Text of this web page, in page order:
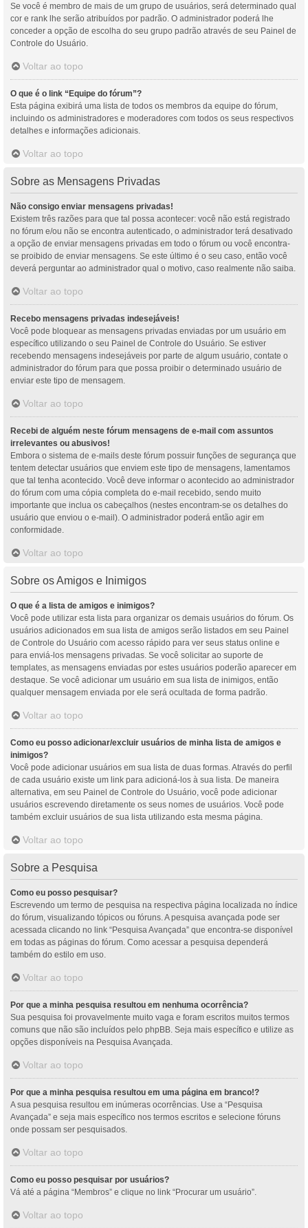
Se você é membro de mais de um grupo de usuários, será determinado qual
cor e rank lhe serão atribuídos por padrão. O administrador poderá lhe
conceder a opção de escolha do seu grupo padrão através de seu Painel de
Controle do Usuário.
Voltar ao topo
O que é o link “Equipe do fórum”?
Esta página exibirá uma lista de todos os membros da equipe do fórum,
incluindo os administradores e moderadores com todos os seus respectivos
detalhes e informações adicionais.
Voltar ao topo
Sobre as Mensagens Privadas
Não consigo enviar mensagens privadas!
Existem três razões para que tal possa acontecer: você não está registrado
no fórum e/ou não se encontra autenticado, o administrador terá desativado
a opção de enviar mensagens privadas em todo o fórum ou você encontra-
se proibido de enviar mensagens. Se este último é o seu caso, então você
deverá perguntar ao administrador qual o motivo, caso realmente não saiba.
Voltar ao topo
Recebo mensagens privadas indesejáveis!
Você pode bloquear as mensagens privadas enviadas por um usuário em
específico utilizando o seu Painel de Controle do Usuário. Se estiver
recebendo mensagens indesejáveis por parte de algum usuário, contate o
administrador do fórum para que possa proibir o determinado usuário de
enviar este tipo de mensagem.
Voltar ao topo
Recebi de alguém neste fórum mensagens de e-mail com assuntos
irrelevantes ou abusivos!
Embora o sistema de e-mails deste fórum possuir funções de segurança que
tentem detectar usuários que enviem este tipo de mensagens, lamentamos
que tal tenha acontecido. Você deve informar o acontecido ao administrador
do fórum com uma cópia completa do e-mail recebido, sendo muito
importante que inclua os cabeçalhos (nestes encontram-se os detalhes do
usuário que enviou o e-mail). O administrador poderá então agir em
conformidade.
Voltar ao topo
Sobre os Amigos e Inimigos
O que é a lista de amigos e inimigos?
Você pode utilizar esta lista para organizar os demais usuários do fórum. Os
usuários adicionados em sua lista de amigos serão listados em seu Painel
de Controle do Usuário com acesso rápido para ver seus status online e
para enviá-los mensagens privadas. Se você solicitar ao suporte de
templates, as mensagens enviadas por estes usuários poderão aparecer em
destaque. Se você adicionar um usuário em sua lista de inimigos, então
qualquer mensagem enviada por ele será ocultada de forma padrão.
Voltar ao topo
Como eu posso adicionar/excluir usuários de minha lista de amigos e
inimigos?
Você pode adicionar usuários em sua lista de duas formas. Através do perfil
de cada usuário existe um link para adicioná-los à sua lista. De maneira
alternativa, em seu Painel de Controle do Usuário, você pode adicionar
usuários escrevendo diretamente os seus nomes de usuários. Você pode
também excluir usuários de sua lista utilizando esta mesma página.
Voltar ao topo
Sobre a Pesquisa
Como eu posso pesquisar?
Escrevendo um termo de pesquisa na respectiva página localizada no índice
do fórum, visualizando tópicos ou fóruns. A pesquisa avançada pode ser
acessada clicando no link “Pesquisa Avançada” que encontra-se disponível
em todas as páginas do fórum. Como acessar a pesquisa dependerá
também do estilo em uso.
Voltar ao topo
Por que a minha pesquisa resultou em nenhuma ocorrência?
Sua pesquisa foi provavelmente muito vaga e foram escritos muitos termos
comuns que não são incluídos pelo phpBB. Seja mais específico e utilize as
opções disponíveis na Pesquisa Avançada.
Voltar ao topo
Por que a minha pesquisa resultou em uma página em branco!?
A sua pesquisa resultou em inúmeras ocorrências. Use a “Pesquisa
Avançada” e seja mais específico nos termos escritos e selecione fóruns
onde possam ser pesquisados.
Voltar ao topo
Como eu posso pesquisar por usuários?
Vá até a página “Membros” e clique no link “Procurar um usuário”.
Voltar ao topo